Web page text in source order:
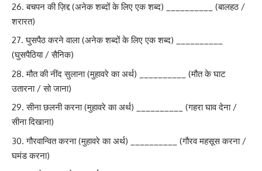
बचपन की ज़िद्द (अनेक शब्दों के लिए एक शब्द) __________ (बालहठ /
शरारत)
घुसपैठ करने वाला (अनेक शब्दों के लिए एक शब्द) __________
(घुसपैठिया / सैनिक)
मौत की नींद सुलाना (मुहावरे का अर्थ) __________ (मौत के घाट
उतारना / सो जाना)
सीना छलनी करना (मुहावरे का अर्थ) __________ (गहरा घाव देना /
सीना दिखाना)
गौरवान्वित करना (मुहावरे का अर्थ) __________ (गौरव महसूस करना /
घमंड करना)